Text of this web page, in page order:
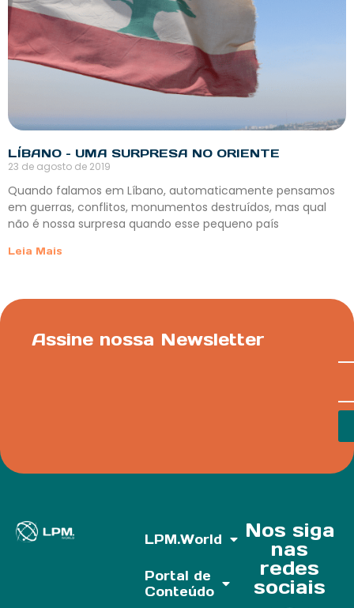
LÍBANO – UMA SURPRESA NO ORIENTE
23 de agosto de 2019
Quando falamos em Líbano, automaticamente pensamos
em guerras, conflitos, monumentos destruídos, mas qual
não é nossa surpresa quando esse pequeno país
Leia Mais
Assine nossa Newsletter
LPM.World
Portal de
Conteúdo
Nos siga
nas
redes
sociais